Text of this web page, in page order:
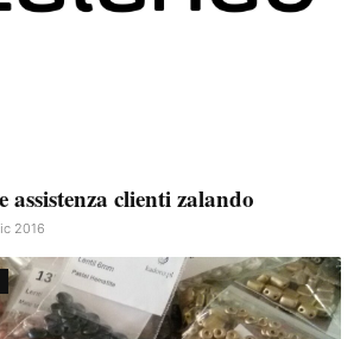
assistenza clienti zalando
2016